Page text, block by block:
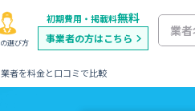
選び方
初期費用・掲載料無料
事業者の方はこちら
者を料金と口コミで比較